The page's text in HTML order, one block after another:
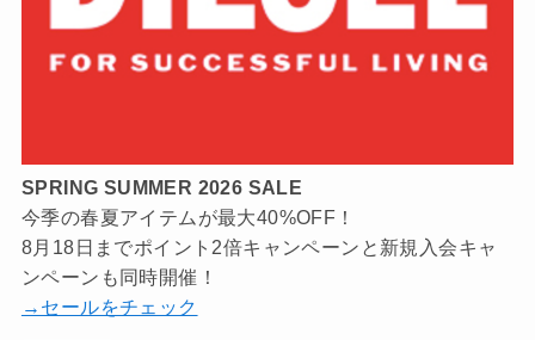
SPRING SUMMER 2026 SALE
今季の春夏アイテムが最大40%OFF！
8月18日までポイント2倍キャンペーンと新規入会キャ
ンペーンも同時開催！
→セールをチェック